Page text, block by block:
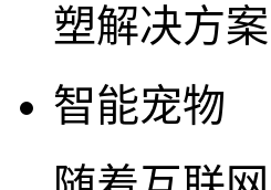
塑解决方案
智能宠物